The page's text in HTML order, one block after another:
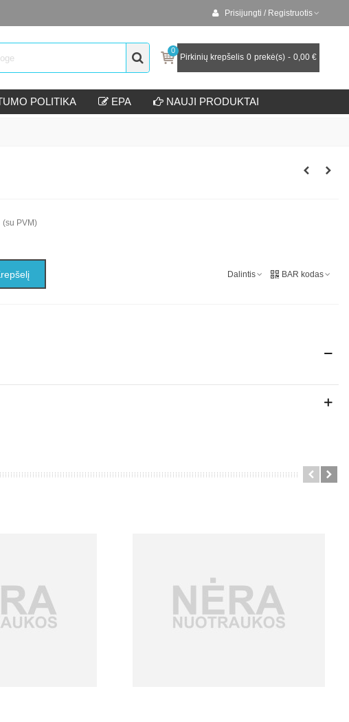
Prisijungti / Registruotis
0
Pirkinių krepšelis 0 prekė(s) - 0,00 €
POLITIKA EPA NAUJI PRODUKTAI
(su PVM)
Dalintis BAR kodas